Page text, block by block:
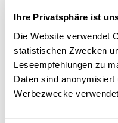
Ihre Privatsphäre ist
Die Website verwendet
statistischen Zwecken
Leseempfehlungen zu
Daten sind
Werbezwecke verwendet.
Serien
Blick in die Welt
Ökonomie kurz
Next Generation
Infografiken
Service
Autorinnen und